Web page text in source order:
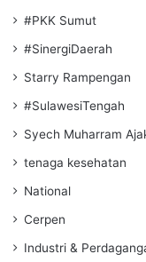
#PKK Sumut
#SinergiDaerah
Starry Rampengan
#SulawesiTengah
Syech Muharram
tenaga kesehatan
National
Cerpen
Industri &